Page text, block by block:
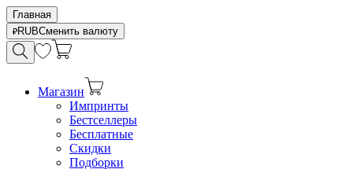
Главная
RUBСменить валюту
Магазин
Импринты
Бестселлеры
Бесплатные
Скидки
Подборки